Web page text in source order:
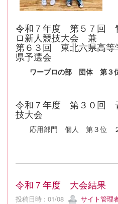
令和７年度 第５７回
ロ新人競技大会 兼
第６３回 東北六県高等
県予選会
ワープロの部 団体 第３
令和７年度 第３０回
技大会
応用部門 個人 第３位 ２
令和７年度 大会結果
投稿日時 : 01/08 サイト管理